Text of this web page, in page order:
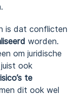
is dat conflicten
worden.
om juridische
ook
te
dit ook wel